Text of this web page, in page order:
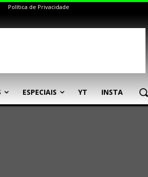
Política de Privacidade
ESPECIAIS YT INSTA